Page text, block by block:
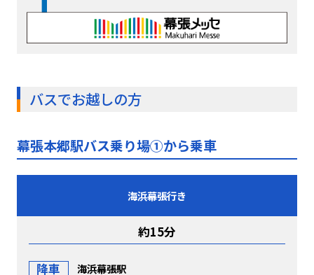
バスでお越しの方
幕張本郷駅バス乗り場①から乗車
海浜幕張行き
約15分
降車
海浜幕張駅